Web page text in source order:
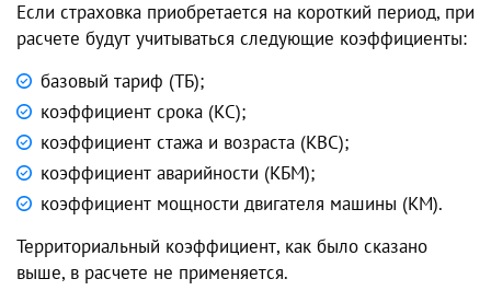
Если страховка приобретается на короткий период, при
расчете будут учитываться следующие коэффициенты:
базовый тариф (ТБ);
коэффициент срока (КС);
коэффициент стажа и возраста (КВС);
коэффициент аварийности (КБМ);
коэффициент мощности двигателя машины (КМ).
Территориальный коэффициент, как было сказано
выше, в расчете не применяется.